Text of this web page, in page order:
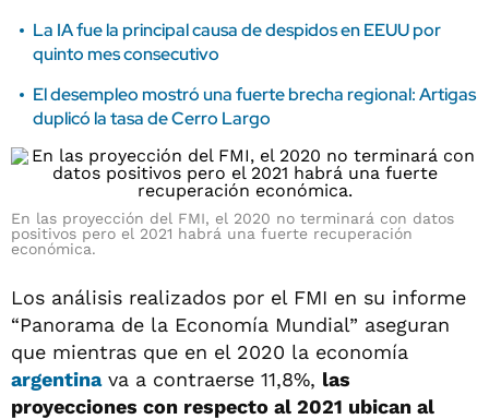
La IA fue la principal causa de despidos en EEUU por
quinto mes consecutivo
El desempleo mostró una fuerte brecha regional: Artigas
duplicó la tasa de Cerro Largo
En las proyección del FMI, el 2020 no terminará con datos
positivos pero el 2021 habrá una fuerte recuperación
económica.
Los análisis realizados por el FMI en su informe
“Panorama de la Economía Mundial” aseguran
que mientras que en el 2020 la economía
argentinava a contraerse 11,8%, las
proyecciones con respecto al 2021 ubican al